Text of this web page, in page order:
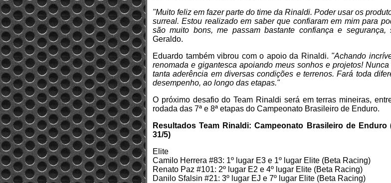
"Muito feliz em fazer parte do time da Rinaldi. Poder usar os
surreal. Estou realizado em saber que confiaram em mim para
são muito bons, me passam bastante confiança e
Geraldo.
Eduardo também vibrou com o apoio da Rinaldi. "Achando
renomada e gigantesca apoiando meus sonhos e projetos!
tanta aderência em diversas condições e terrenos. Fará toda
desempenho, ao longo das etapas."
O próximo desafio do Team Rinaldi será em terras mineiras,
rodada das 7ª e 8ª etapas do Campeonato Brasileiro de Enduro.
Resultados Team Rinaldi: Campeonato Brasileiro de
31/5)
Elite
Camilo Herrera #83: 1º lugar E3 e 1º lugar Elite (Beta Racing)
Renato Paz #101: 2º lugar E2 e 4º lugar Elite (Beta Racing)
Danilo Sfalsin #21: 3º lugar EJ e 7º lugar Elite (Beta Racing)